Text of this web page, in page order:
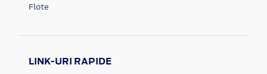
Flote
LINK-URI RAPIDE